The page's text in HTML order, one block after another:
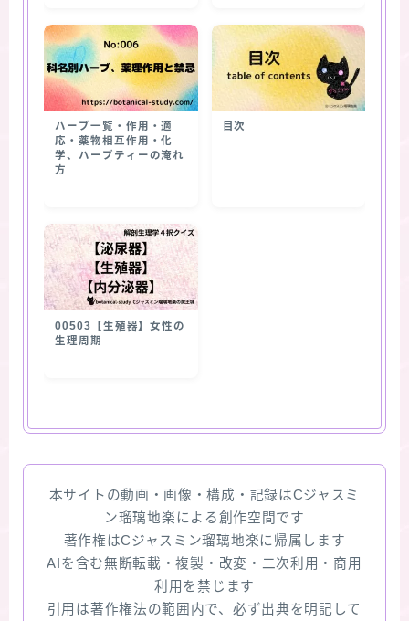
ハーブ一覧・作用・適
応・薬物相互作用・化
学、ハーブティーの淹れ
方
目次
00503【生殖器】女性の
生理周期
本サイトの動画・画像・構成・記録はCジャスミ
ン瑠璃地楽による創作空間です
著作権はCジャスミン瑠璃地楽に帰属します
AIを含む無断転載・複製・改変・二次利用・商用
利用を禁じます
引用は著作権法の範囲内で、必ず出典を明記して